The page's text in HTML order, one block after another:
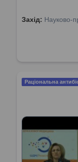
Захід: Науково-
Раціональна